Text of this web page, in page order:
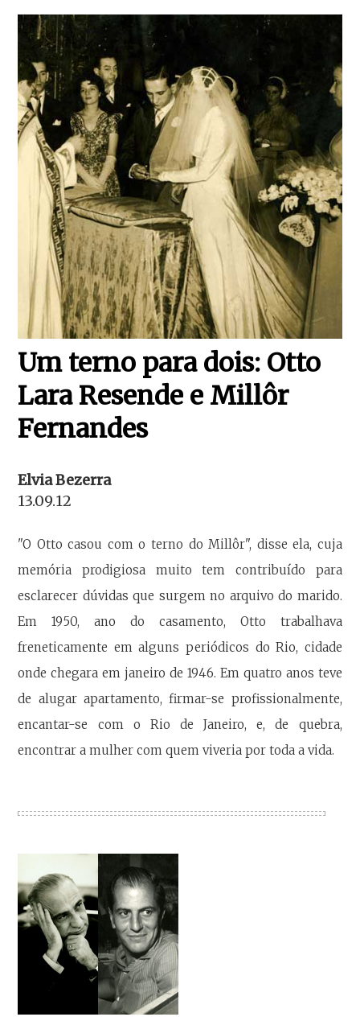
Um terno para dois: Otto
Lara Resende e Millôr
Fernandes
Elvia Bezerra
13.09.12
"O Otto casou com o terno do Millôr", disse ela, cuja
memória prodigiosa muito tem contribuído para
esclarecer dúvidas que surgem no arquivo do marido.
Em 1950, ano do casamento, Otto trabalhava
freneticamente em alguns periódicos do Rio, cidade
onde chegara em janeiro de 1946. Em quatro anos teve
de alugar apartamento, firmar-se profissionalmente,
encantar-se com o Rio de Janeiro, e, de quebra,
encontrar a mulher com quem viveria por toda a vida.